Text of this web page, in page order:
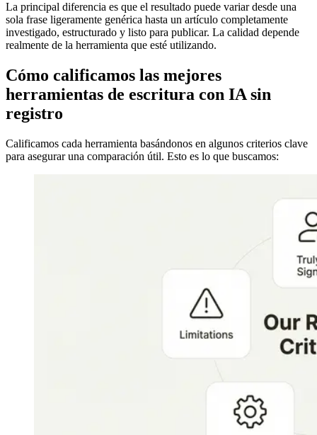
La principal diferencia es que el resultado puede variar desde una
sola frase ligeramente genérica hasta un artículo completamente
investigado, estructurado y listo para publicar. La calidad depende
realmente de la herramienta que esté utilizando.
Cómo calificamos las mejores
herramientas de escritura con IA sin
registro
Calificamos cada herramienta basándonos en algunos criterios clave
para asegurar una comparación útil. Esto es lo que buscamos: